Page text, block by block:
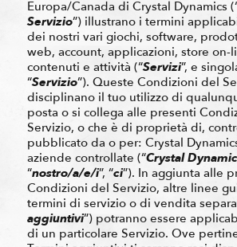
Europa/Canada di Crystal Dynamics
Servizio”) illustrano i termini
dei nostri vari giochi, software,
web, account, applicazioni, store on-
contenuti e attività (“Servizi”, e
“Servizio”). Queste Condizioni del
disciplinano il tuo utilizzo di
posta o si collega alle presenti
Servizio, o che è di proprietà di,
pubblicato da o per: Crystal
aziende controllate (“Crystal
“nostro/a/e/i”, “ci”). In aggiunta alle
Condizioni del Servizio, altre linee
termini di servizio o di vendita
aggiuntivi”) potranno essere
di un particolare Servizio. Ove